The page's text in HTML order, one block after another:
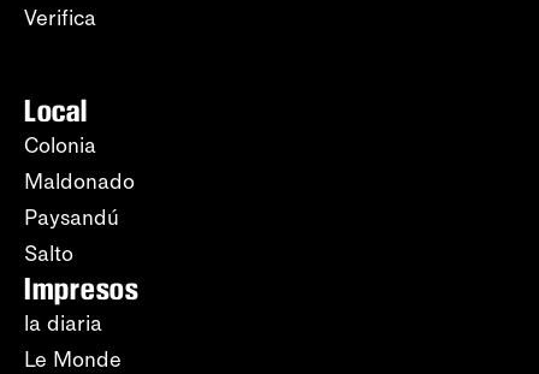
Verifica
Local
Colonia
Maldonado
Paysandú
Salto
Impresos
la diaria
Le Monde